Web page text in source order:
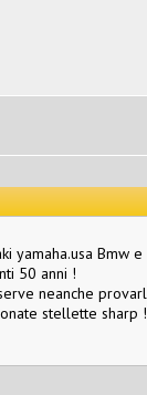
yamaha.usa Bmw
50 anni !
neanche
stellette sharp